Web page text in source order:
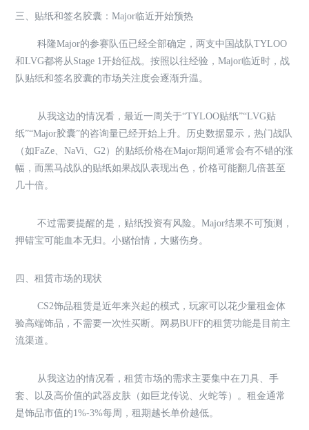
三、贴纸和签名胶囊：Major临近开始预热
科隆Major的参赛队伍已经全部确定，两支中国战队TYLOO
和LVG都将从Stage 1开始征战。按照以往经验，Major临近时，战
队贴纸和签名胶囊的市场关注度会逐渐升温。
从我这边的情况看，最近一周关于“TYLOO贴纸”“LVG贴
纸”“Major胶囊”的咨询量已经开始上升。历史数据显示，热门战队
（如FaZe、NaVi、G2）的贴纸价格在Major期间通常会有不错的涨
幅，而黑马战队的贴纸如果战队表现出色，价格可能翻几倍甚至
几十倍。
不过需要提醒的是，贴纸投资有风险。Major结果不可预测，
押错宝可能血本无归。小赌怡情，大赌伤身。
四、租赁市场的现状
CS2饰品租赁是近年来兴起的模式，玩家可以花少量租金体
验高端饰品，不需要一次性买断。网易BUFF的租赁功能是目前主
流渠道。
从我这边的情况看，租赁市场的需求主要集中在刀具、手
套、以及高价值的武器皮肤（如巨龙传说、火蛇等）。租金通常
是饰品市值的1%-3%每周，租期越长单价越低。